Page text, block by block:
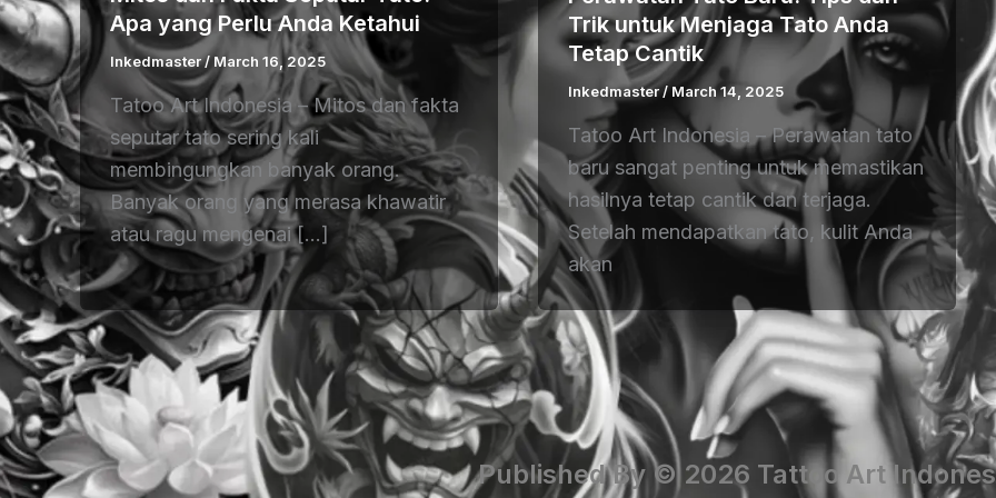
Apa yang Perlu Anda Ketahui
Inkedmaster/March 16, 2025
Tatoo Art Indonesia – Mitos dan fakta
seputar tato sering kali
membingungkan banyak orang.
Banyak orang yang merasa khawatir
atau ragu mengenai […]
Trik untuk Menjaga Tato Anda
Tetap Cantik
Inkedmaster/March 14, 2025
Tatoo Art Indonesia – Perawatan tato
baru sangat penting untuk memastikan
hasilnya tetap cantik dan terjaga.
Setelah mendapatkan tato, kulit Anda
akan
Published By © 2026 Tattoo Art